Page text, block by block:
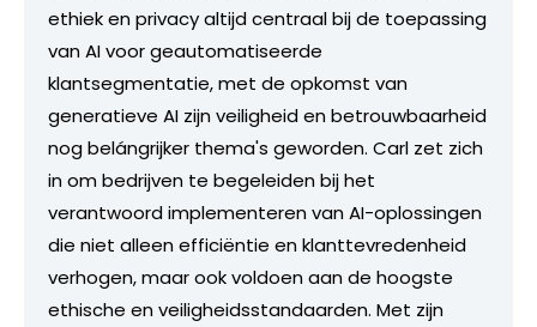
ethiek en privacy altijd centraal bij de toepassing
van AI voor geautomatiseerde
klantsegmentatie, met de opkomst van
generatieve AI zijn veiligheid en betrouwbaarheid
nog belángrijker thema's geworden. Carl zet zich
in om bedrijven te begeleiden bij het
verantwoord implementeren van AI-oplossingen
die niet alleen efficiëntie en klanttevredenheid
verhogen, maar ook voldoen aan de hoogste
ethische en veiligheidsstandaarden. Met zijn